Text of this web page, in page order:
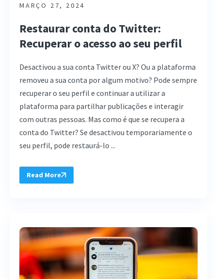
MARÇO 27, 2024
Restaurar conta do Twitter:
Recuperar o acesso ao seu perfil
Desactivou a sua conta Twitter ou X? Ou a plataforma
removeu a sua conta por algum motivo? Pode sempre
recuperar o seu perfil e continuar a utilizar a
plataforma para partilhar publicações e interagir
com outras pessoas. Mas como é que se recupera a
conta do Twitter? Se desactivou temporariamente o
seu perfil, pode restaurá-lo ...
Read More